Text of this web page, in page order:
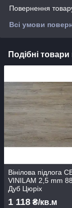
Повернення
Всі умови
Подібні товари
Вінілова підлога
VINILAM 2,5 mm
Дуб Цюріх
1 118 ₴/кв.м